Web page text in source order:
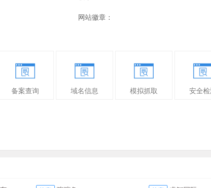
网站徽章：
备案查询 域名信息 模拟抓取 安全